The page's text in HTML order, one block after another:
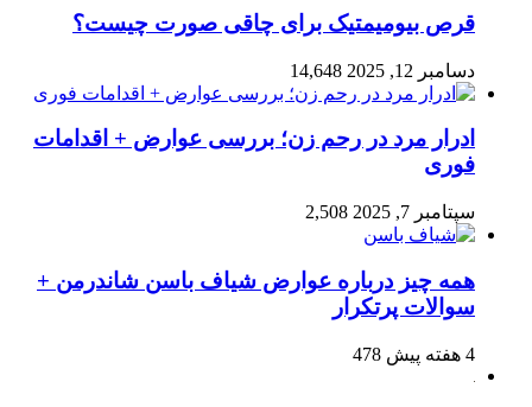
قرص بیومیمتیک برای چاقی صورت چیست؟
دسامبر 12, 2025 14,648
ادرار مرد در رحم زن؛ بررسی عوارض + اقدامات
فوری
سپتامبر 7, 2025 2,508
همه چیز درباره عوارض شیاف باسن شاندرمن +
سوالات پرتکرار
4 هفته پیش 478